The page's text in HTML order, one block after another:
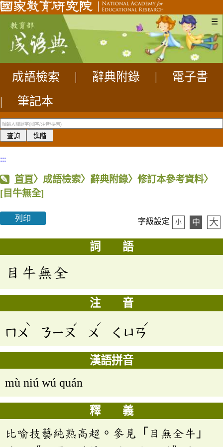
☰
成語檢索 辭典附錄
電子書
|
筆記本
:::
首頁〉成語檢索〉辭典附錄〉修訂本參考資料〉
[目牛無全]
列印 字級設定 小 中 大
詞 語
目牛無全
注 音
ㄇㄨ
ˋ
ㄋㄧㄡ
ˊ
ㄨ
ˊ
ㄑㄩㄢ
ˊ
漢語拼音
mù niú wú quán
釋 義
比喻技藝純熟高超。參見「目無全牛」